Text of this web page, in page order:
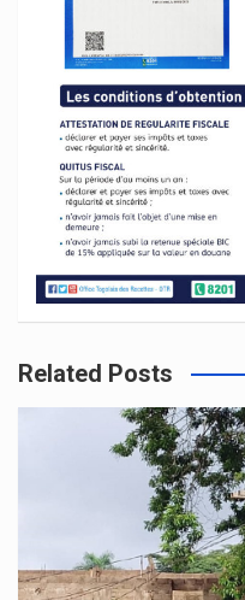
Related Posts